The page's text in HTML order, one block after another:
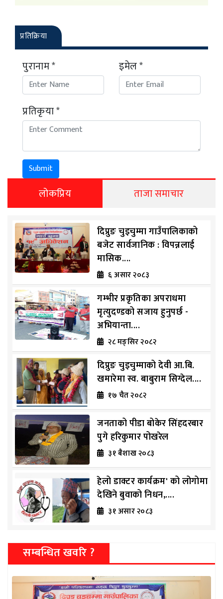
प्रतिक्रिया
पुरानाम * इमेल *
प्रतिकृया *
Submit
लोकप्रिय ताजा समाचार
दिप्रुङ चुइचुम्मा गाउँपालिकाको
बजेट सार्वजानिक : विपन्नलाई
मासिक....
६ असार २०८३
गम्भीर प्रकृतिका अपराधमा
मृत्युदण्डको सजाय हुनुपर्छ -
अभियान्ता....
२८ मङ्सिर २०८२
दिप्रुङ चुइचुम्माको देवी आ.बि.
खमारेमा स्व. बाबुराम सिग्देल....
१७ चैत २०८२
जनताको पीडा बोकेर सिंहदरबार
पुगे हरिकुमार पोखरेल
३१ ब‌ैशाख २०८३
हेलो डाक्टर कार्यक्रम' को लोगोमा
देखिने बुवाको निधन,....
३१ असार २०८३
सम्बन्धित खवरि ?